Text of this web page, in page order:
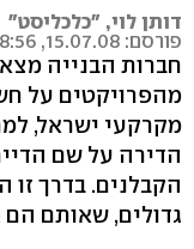
דותן לוי, "כלכליסט"
פורסם: 15.07.08, 08:56
חברות הבנייה
מהפרויקטים על
מקרקעי ישראל,
הדירה על שם
הקבלנים. בדרך
גדולים, שאותם הם